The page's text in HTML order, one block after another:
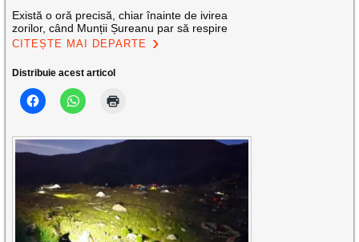
Există o oră precisă, chiar înainte de ivirea
zorilor, când Munții Șureanu par să respire
CITEȘTE MAI DEPARTE
Distribuie acest articol